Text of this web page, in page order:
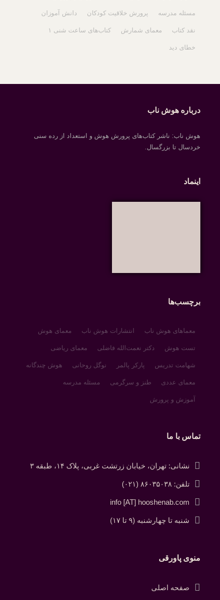
مسئله مدرسه پرورش خلاقیت کودکان دانش آموزان
نقد کتاب معمای شمارش کتاب‌های ساعت شنی ۱
خطای دید
درباره هوش ناب
هوش ناب: ناشر کتاب‌های پرورش هوش و استعداد از رده سنی
خردسال تا بزرگسال.
اینماد
برچسب‌ها
معماهای هوش ناب انتشارات هوش ناب معمای هوش
تست هوش دکتر نعمت‌الله فاضلی معمای ریاضی
شهامت تدریس پارکر پالمر نوگل روحانی هوش چندگانه
معمای عددی طنز و سرگرمی مسئله مدرسه
آموزش و پرورش
تماس با ما
نشانی: تهران، خیابان زرتشت غربی، پلاک ۱۴، طبقه ۳
تلفن: ۸۶۰۳۵۰۳۸ (۰۲۱)
info [AT] hooshenab.com
شنبه تا چهارشنبه (۹ تا ۱۷)
منوی پاورقی
صفحه اصلی